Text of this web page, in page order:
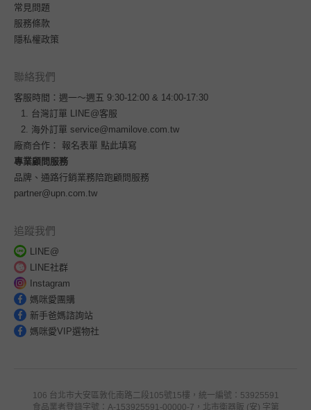
常見問題
服務條款
隱私權政策
聯絡我們
客服時間：週一～週五 9:30-12:00 & 14:00-17:30
台灣訂單
LINE@客服
海外訂單 service@mamilove.com.tw
廠商合作： 報名表單 點此填寫
專業顧問服務
品牌、通路行銷業務陪跑顧問服務
partner@upn.com.tw
追蹤我們
LINE@
LINE社群
Instagram
媽咪愛團購
新手爸媽諮詢站
媽咪愛VIP選物社
106 台北市大安區敦化南路二段105號15樓，統一編號：53925591
食品業者登錄字號：A-153925591-00000-7，北市衛器販 (安) 字第